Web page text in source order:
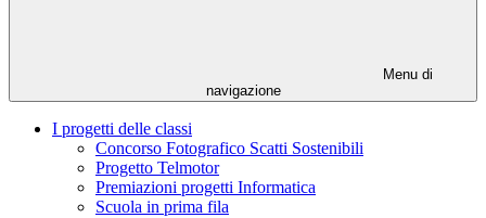
Menu di
navigazione
I progetti delle classi
Concorso Fotografico Scatti Sostenibili
Progetto Telmotor
Premiazioni progetti Informatica
Scuola in prima fila